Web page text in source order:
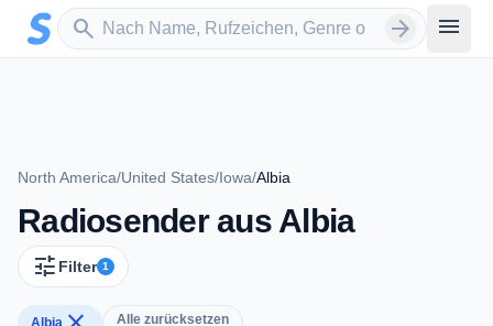
Zum Hauptinhalt springen
search
Sender suchen arrow_forward menu
North America/United States/Iowa/Albia
Radiosender aus Albia
tune Filter 1
Albia Alle zurücksetzen